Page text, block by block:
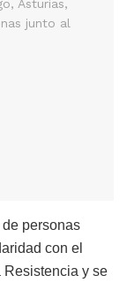
personas
con el
Resistencia y se